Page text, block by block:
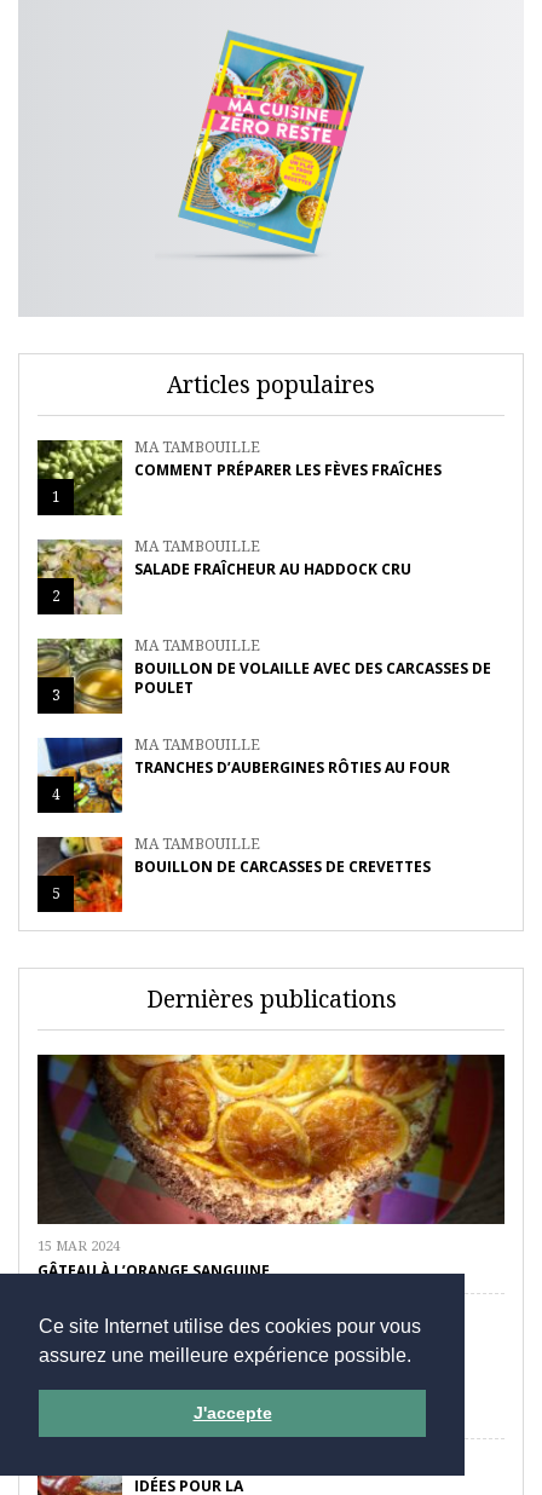
Ce site Internet utilise des cookies pour vous
assurez une meilleure expérience possible.
J'accepte
Articles populaires
1
MA TAMBOUILLE
COMMENT PRÉPARER LES FÈVES FRAÎCHES
2
MA TAMBOUILLE
SALADE FRAÎCHEUR AU HADDOCK CRU
3
MA TAMBOUILLE
BOUILLON DE VOLAILLE AVEC DES CARCASSES DE
POULET
4
MA TAMBOUILLE
TRANCHES D’AUBERGINES RÔTIES AU FOUR
5
MA TAMBOUILLE
BOUILLON DE CARCASSES DE CREVETTES
Dernières publications
15 MAR 2024
GÂTEAU À L’ORANGE SANGUINE
9 FÉV 2024
IDÉES POUR LA